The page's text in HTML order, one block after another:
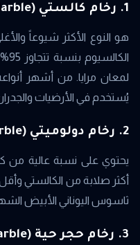
1. رخام كالستي (Calcitic Marble)
هو النوع الأكثر شيوعاً
لمعان مرايا. من أشهر أنواعه:
يُستخدم في الأرضيات
2. رخام دولوميتي (Dolomitic Marble)
أكثر صلابة من الكالستي
ثاسوس اليوناني الأبيض
3. رخام حجر حية (Serpentine Marble)